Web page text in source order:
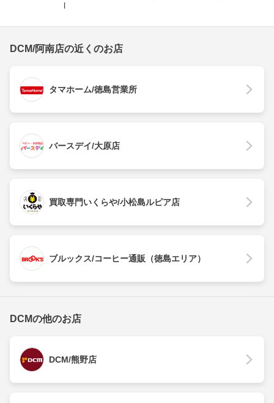
l
DCM/阿南店の近くのお店
タマホーム/徳島営業所
バースデイ/大原店
買取専門いくらや/小松島ルピア店
ブルックス/コーヒー通販（徳島エリア）
DCMの他のお店
DCM/熊野店